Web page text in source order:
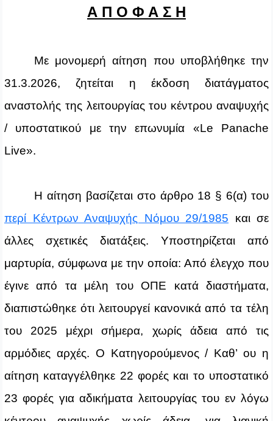
Α Π Ο Φ Α Σ Η
Με μονομερή αίτηση που υποβλήθηκε την
31.3.2026, ζητείται η έκδοση διατάγματος
αναστολής της λειτουργίας του κέντρου αναψυχής
/ υποστατικού με την επωνυμία «Le
Panache
Live».
Η αίτηση βασίζεται στο άρθρο 18 § 6(α) του
περί Κέντρων Αναψυχής Νόμου 29/1985 και σε
άλλες σχετικές διατάξεις. Υποστηρίζεται από
μαρτυρία, σύμφωνα με την οποία: Από έλεγχο που
έγινε από τα μέλη του ΟΠΕ κατά διαστήματα,
διαπιστώθηκε ότι λειτουργεί κανονικά από τα τέλη
του 2025 μέχρι σήμερα, χωρίς άδεια από τις
αρμόδιες αρχές. Ο Κατηγορούμενος / Καθ’ ου η
αίτηση καταγγέλθηκε 22 φορές και το υποστατικό
23 φορές για αδικήματα λειτουργίας του εν λόγω